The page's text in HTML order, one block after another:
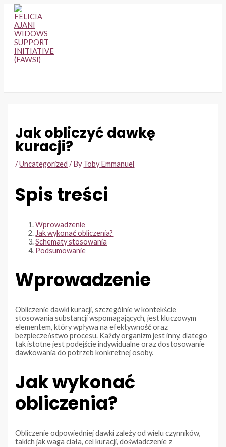
Skip
content
Jak obliczyć dawkę
kuracji?
/Uncategorized / ByToby Emmanuel
Spis treści
Wprowadzenie
Jak wykonać obliczenia?
Schematy stosowania
Podsumowanie
Wprowadzenie
Obliczenie dawki kuracji, szczególnie w kontekście
stosowania substancji wspomagających, jest kluczowym
elementem, który wpływa na efektywność oraz
bezpieczeństwo procesu. Każdy organizm jest inny, dlatego
tak istotne jest podejście indywidualne oraz dostosowanie
dawkowania do potrzeb konkretnej osoby.
Jak wykonać
obliczenia?
Obliczenie odpowiedniej dawki zależy od wielu czynników,
takich jak waga ciała, cel kuracji, doświadczenie z